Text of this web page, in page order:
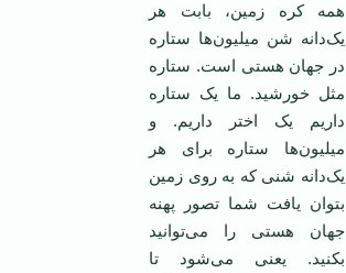
همه کره زمین، بابت هر
یک‌دانه شن میلیون‌ها ستاره
در جهان هستی است. ستاره
مثل خورشید. ما یک ستاره
داریم یک اختر داریم. و
میلیون‌ها ستاره برای هر
یک‌دانه شنی که به روی زمین
بتوان یافت شما تصور پهنه
جهان هستی را می‌توانید
بکنید. یعنی می‌شود تا